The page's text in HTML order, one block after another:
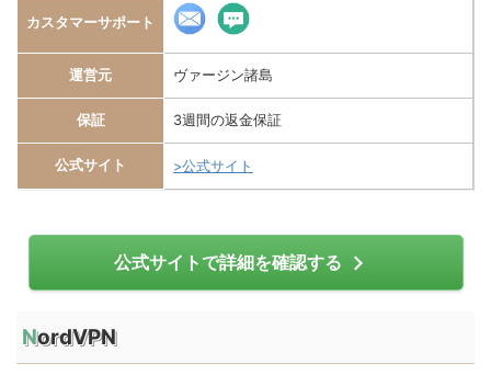
カスタマーサポート
運営元 ヴァージン諸島
保証 3週間の返金保証
公式サイト >公式サイト
公式サイトで詳細を確認する
NordVPN